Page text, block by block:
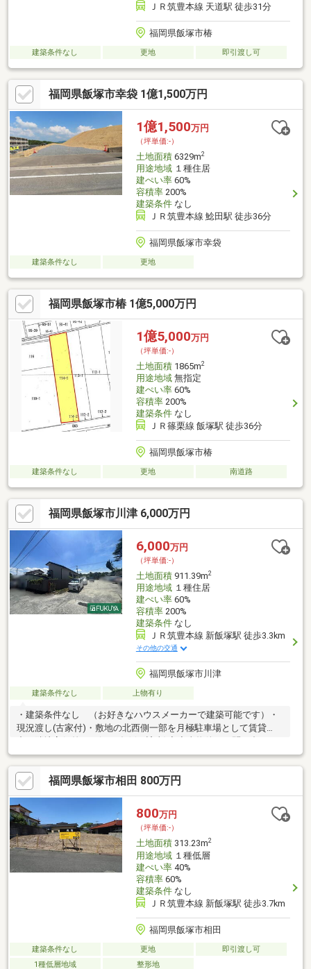
ＪＲ筑豊本線 天道駅 徒歩31分
福岡県飯塚市椿
建築条件なし 更地 即引渡し可
福岡県飯塚市幸袋 1億1,500万円
1億1,500万円
（坪単価:-）
土地面積6329m2
用途地域１種住居
建ぺい率60%
容積率200%
建築条件なし
ＪＲ筑豊本線 鯰田駅 徒歩36分
福岡県飯塚市幸袋
建築条件なし 更地
福岡県飯塚市椿 1億5,000万円
1億5,000万円
（坪単価:-）
土地面積1865m2
用途地域無指定
建ぺい率60%
容積率200%
建築条件なし
ＪＲ篠栗線 飯塚駅 徒歩36分
福岡県飯塚市椿
建築条件なし 更地 南道路
福岡県飯塚市川津 6,000万円
6,000万円
（坪単価:-）
土地面積911.39m2
用途地域１種住居
建ぺい率60%
容積率200%
建築条件なし
ＪＲ筑豊本線 新飯塚駅 徒歩3.3km
その他の交通
福岡県飯塚市川津
建築条件なし 上物有り
・建築条件なし （お好きなハウスメーカーで建築可能です）・
現況渡し(古家付)・敷地の北西側一部を月極駐車場として賃貸
は、ＦＵＫＵＹＡ福岡中央店までお願い致します◆◆ＦＵＫＵＹ
Ａ福岡中央店は、地下鉄七隈線「渡辺通」駅まで徒歩４分、サニ
ー渡辺通店の向かいです。お電話、メール、ご来店も随時受付中
です。お気軽に問い合わせください。
福岡県飯塚市相田 800万円
800万円
（坪単価:-）
土地面積313.23m2
用途地域１種低層
建ぺい率40%
容積率60%
建築条件なし
ＪＲ筑豊本線 新飯塚駅 徒歩3.7km
福岡県飯塚市相田
建築条件なし 更地
即引渡し可
1種低層地域
整形地